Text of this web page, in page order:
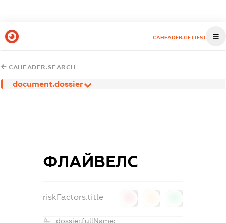
CAHEADER.GETTEST
CAHEADER.SEARCH
document.dossier
ФЛАЙВЕЛС
riskFactors.title
dossier.fullName: